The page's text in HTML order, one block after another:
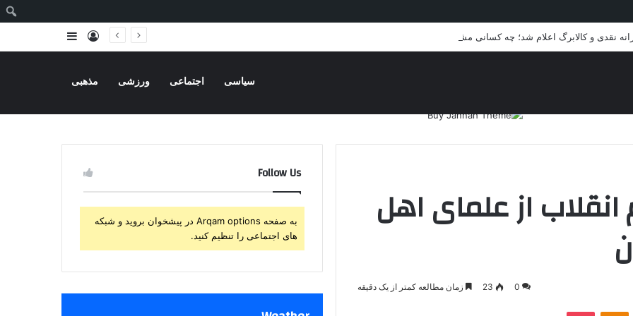
نقدی و کالابرگ اعلام شد؛ چه کسانی مشمول می‌شوند؟ ورودسایدبار
سیاسی اجتماعی ورزشی مذهبی
از علمای اهل
0
23 زمان مطالعه کمتر از یک دقیقه
Odnoklassniki
پاکت
Follow Us
به صفحه Arqam options در پیشخوان بروید و شبکه
های اجتماعی را تنظیم کنید.